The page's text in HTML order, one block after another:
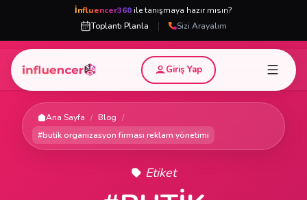
İnfluencer360 ile tanışmaya hazır mısın?
Toplantı Planla
| Sizi Arayalım
Giriş Yap
Ana Sayfa / Blog /
#butik organizasyon firması reklam yönetimi
Etiket